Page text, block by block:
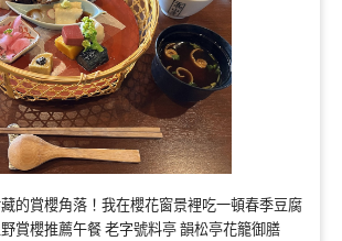
的賞櫻角落！我在櫻花窗景裡吃一頓春季豆腐
賞櫻推薦午餐 老字號料亭 韻松亭花籠御膳